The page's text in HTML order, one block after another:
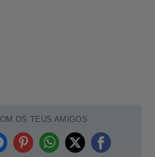
OS TEUS AMIGOS